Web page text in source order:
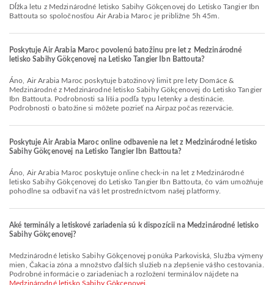
Dĺžka letu z Medzinárodné letisko Sabihy Gökçenovej do Letisko Tangier Ibn
Battouta so spoločnosťou Air Arabia Maroc je približne 5h 45m.
Poskytuje Air Arabia Maroc povolenú batožinu pre let z Medzinárodné
letisko Sabihy Gökçenovej na Letisko Tangier Ibn Battouta?
Áno, Air Arabia Maroc poskytuje batožinový limit pre lety Domáce &
Medzinárodné z Medzinárodné letisko Sabihy Gökçenovej do Letisko Tangier
Ibn Battouta. Podrobnosti sa líšia podľa typu letenky a destinácie.
Podrobnosti o batožine si môžete pozrieť na Airpaz počas rezervácie.
Poskytuje Air Arabia Maroc online odbavenie na let z Medzinárodné letisko
Sabihy Gökçenovej na Letisko Tangier Ibn Battouta?
Áno, Air Arabia Maroc poskytuje online check-in na let z Medzinárodné
letisko Sabihy Gökçenovej do Letisko Tangier Ibn Battouta, čo vám umožňuje
pohodlne sa odbaviť na váš let prostredníctvom našej platformy.
Aké terminály a letiskové zariadenia sú k dispozícii na Medzinárodné letisko
Sabihy Gökçenovej?
Medzinárodné letisko Sabihy Gökçenovej ponúka Parkoviská, Služba výmeny
mien, Čakacia zóna a množstvo ďalších služieb na zlepšenie vášho cestovania.
Podrobné informácie o zariadeniach a rozložení terminálov nájdete na
Medzinárodné letisko Sabihy Gökçenovej